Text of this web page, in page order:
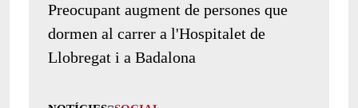
Preocupant augment de persones que
dormen al carrer a l'Hospitalet de
Llobregat i a Badalona